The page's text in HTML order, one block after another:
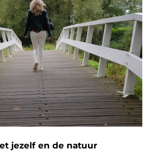
jezelf en de natuur